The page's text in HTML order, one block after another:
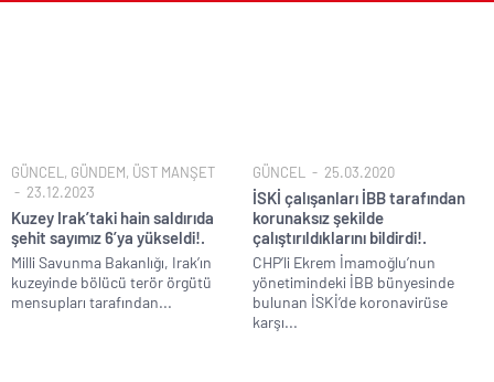
GÜNCEL , GÜNDEM, ÜST MANŞET
23.12.2023
Kuzey Irak’taki hain saldırıda
şehit sayımız 6’ya yükseldi!.
Milli Savunma Bakanlığı, Irak’ın
kuzeyinde bölücü terör örgütü
mensupları tarafından...
GÜNCEL 25.03.2020
İSKİ çalışanları İBB tarafından
korunaksız şekilde
çalıştırıldıklarını bildirdi!.
CHP’li Ekrem İmamoğlu’nun
yönetimindeki İBB bünyesinde
bulunan İSKİ’de koronavirüse
karşı...